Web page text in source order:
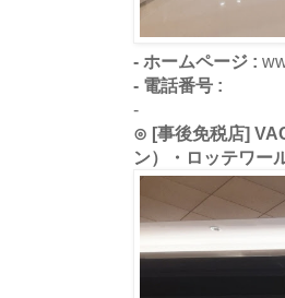
- ホームページ :
- 電話番号 :
-
⊙ [事後免税店]
ン）・ロッテワー